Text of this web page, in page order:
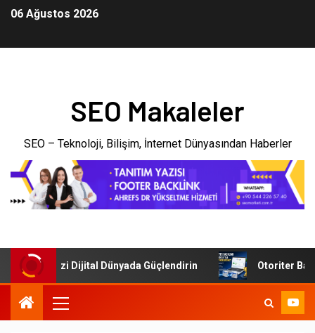
06 Ağustos 2026
SEO Makaleler
SEO – Teknoloji, Bilişim, İnternet Dünyasından Haberler
Dijital Dünyada Güçlendirin Otoriter